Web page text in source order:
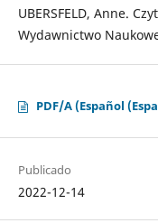
UBERSFELD, Anne.
Wydawnictwo
PDF/A (Español
Publicado
2022-12-14